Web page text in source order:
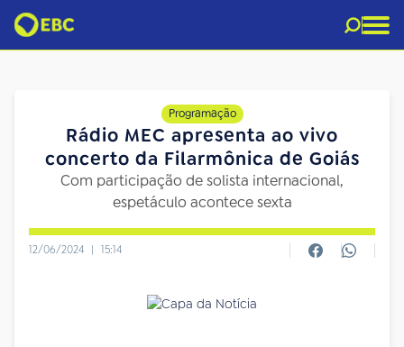
Programação
Rádio MEC apresenta ao vivo
concerto da Filarmônica de Goiás
Com participação de solista internacional,
espetáculo acontece sexta
12/06/2024 | 15:14